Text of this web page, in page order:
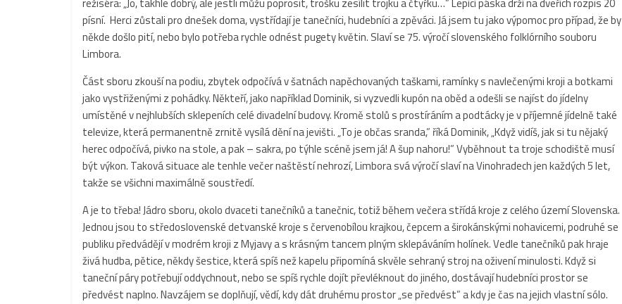
písní. Herci zůstali pro dnešek doma, vystřídají je tanečníci, hudebníci a zpěváci. Já jsem tu jako výpomoc pro případ, že by
někde došlo pití, nebo bylo potřeba rychle odnést pugety květin. Slaví se 75. výročí slovenského folklórního souboru
Limbora.
Část sboru zkouší na podiu, zbytek odpočívá v šatnách napěchovaných taškami, ramínky s navlečenými kroji a botkami
jako vystřiženými z pohádky. Někteří, jako například Dominik, si vyzvedli kupón na oběd a odešli se najíst do jídelny
umístěné v nejhlubších sklepeních celé divadelní budovy. Kromě stolů s prostíráním a podtácky je v příjemné jídelně také
televize, která permanentně zrnitě vysílá dění na jevišti. „To je občas sranda,” říká Dominik, „Když vidíš, jak si tu nějaký
herec odpočívá, pivko na stole, a pak – sakra, po týhle scéně jsem já! A šup nahoru!” Vyběhnout ta troje schodiště musí
být výkon. Taková situace ale tenhle večer naštěstí nehrozí, Limbora svá výročí slaví na Vinohradech jen každých 5 let,
takže se všichni maximálně soustředí.
A je to třeba! Jádro sboru, okolo dvaceti tanečníků a tanečnic, totiž během večera střídá kroje z celého území Slovenska.
Jednou jsou to středoslovenské detvanské kroje s červenobílou krajkou, čepcem a širokánskými nohavicemi, podruhé se
publiku předvádějí v modrém kroji z Myjavy a s krásným tancem plným sklepáváním holínek. Vedle tanečníků pak hraje
živá hudba, pětice, někdy šestice, která spíš než kapelu připomíná skvěle sehraný stroj na oživení minulosti. Když si
taneční páry potřebují oddychnout, nebo se spíš rychle dojít převléknout do jiného, dostávají hudebníci prostor se
předvést naplno. Navzájem se doplňují, vědí, kdy dát druhému prostor „se předvést” a kdy je čas na jejich vlastní sólo.